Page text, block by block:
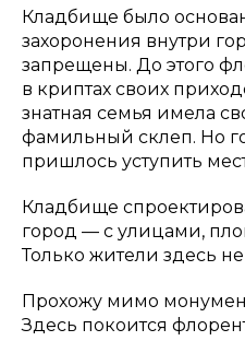
Кладбище было
захоронения внутри
запрещены. До этого
в криптах своих
знатная семья имела
фамильный склеп. Но
пришлось уступить
Кладбище
город — с улицами,
Только жители здесь
Прохожу мимо
Здесь покоится